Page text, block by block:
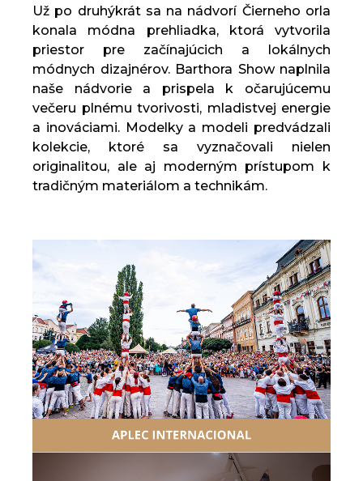
Už po druhýkrát sa na nádvorí Čierneho orla
konala módna prehliadka, ktorá vytvorila
priestor pre začínajúcich a lokálnych
módnych dizajnérov. Barthora Show naplnila
naše nádvorie a prispela k očarujúcemu
večeru plnému tvorivosti, mladistvej energie
a inováciami. Modelky a modeli predvádzali
kolekcie, ktoré sa vyznačovali nielen
originalitou, ale aj moderným prístupom k
tradičným materiálom a technikám.